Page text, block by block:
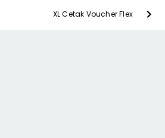
XL Cetak Voucher Flex